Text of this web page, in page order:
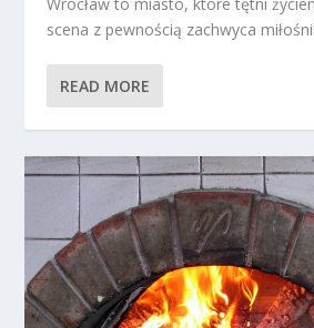
scena z pewnością zachwyca
READ MORE